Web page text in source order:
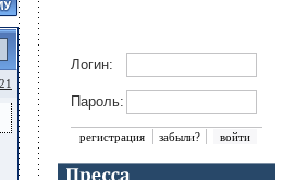
21
Логин:
Пароль:
регистрация забыли?